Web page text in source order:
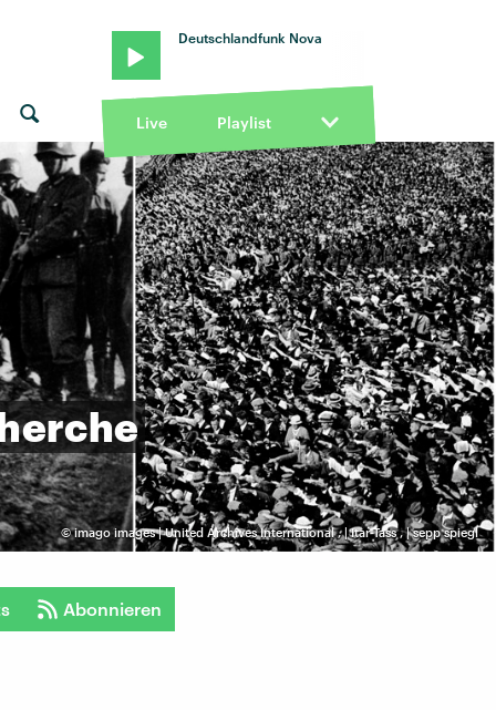
Deutschlandfunk Nova
Live Playlist
©imago images | United Archives International,| Itar-Tass,| sepp spiegl
Abonnieren